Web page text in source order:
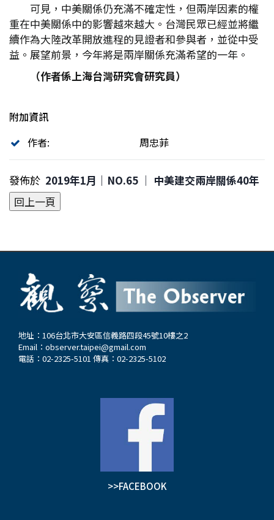
可見，中美關係仍充滿不確定性，但兩岸因素的權
重在中美關係中的影響越來越大。台灣民眾已經並將繼
續作為大陸改革開放進程的見證者和參與者，並從中受
益。展望前景，今年將是兩岸關係充滿希望的一年。
（作者係上海台灣研究會研究員）
附加資訊
作者:
周忠菲
發佈於 2019年1月｜NO.65 │ 中美建交兩岸關係40年
地址：106台北市大安區信義路四段45號10樓之2
Email： observer.taipei@gmail.com
電話：02-2325-5101 傳真：02-2325-5102
>>FACEBOOK